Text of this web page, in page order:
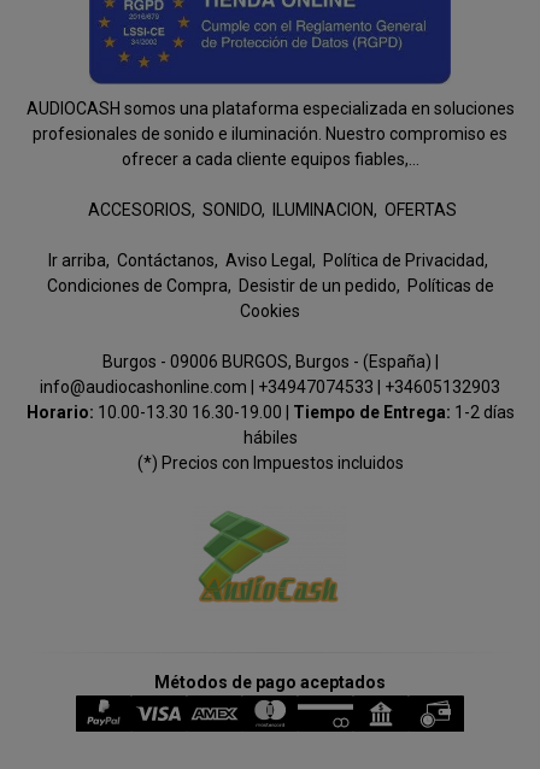
AUDIOCASH somos una plataforma especializada en soluciones
profesionales de sonido e iluminación. Nuestro compromiso es
ofrecer a cada cliente equipos fiables,...
ACCESORIOS SONIDO ILUMINACION OFERTAS
Ir arriba Contáctanos Aviso Legal
Política de Privacidad
Condiciones de Compra
Desistir de un pedido
Políticas de
Cookies
Burgos - 09006 BURGOS, Burgos - (España) |
info@audiocashonline.com | +34947074533
+34605132903
Horario: 10.00-13.30 16.30-19.00 | Tiempo de Entrega: 1-2 días
hábiles
(*) Precios con Impuestos incluidos
Métodos de pago aceptados